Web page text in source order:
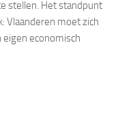
stellen. Het standpunt
Vlaanderen moet zich
economisch